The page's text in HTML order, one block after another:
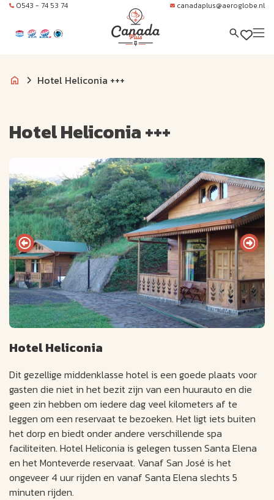
0543 - 74 53 74 canadaplus@aeroglobe.nl
Hotel Heliconia +++
Hotel Heliconia +++
Hotel Heliconia
Dit gezellige middenklasse hotel is een goede plaats voor
gasten die niet in het bezit zijn van een huurauto en die
geen zin hebben om iedere dag veel kilometers af te
leggen om een reservaat te bezoeken. Het ligt iets buiten
het dorp en biedt onder andere verschillende spa
faciliteiten. Hotel Heliconia is gelegen tussen Santa Elena
en het Monteverde reservaat. Vanaf San José is het
ongeveer 4 uur rijden en vanaf Santa Elena slechts 5
minuten rijden.